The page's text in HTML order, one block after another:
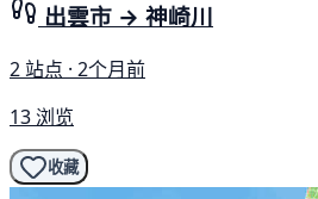
出雲市 → 神崎川
2 站点 · 2个月前
13 浏览
收藏